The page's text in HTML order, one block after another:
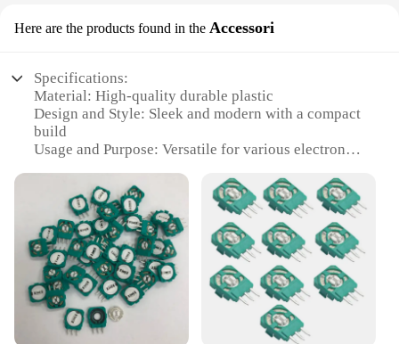
Here are the products found in the Accessori
Specifications:
Material: High-quality durable plastic
Design and Style: Sleek and modern with a compact
build
Usage and Purpose: Versatile for various electronic
Performance and Property: Precise control with a
reliable switch
Parts and Accessories: Includes a potentiometer and
switch in one unit
Typical Adaptive Scenario: Ideal for DIY
enthusiasts and hobbyists
Features:
**Enhanced Control and Convenience**